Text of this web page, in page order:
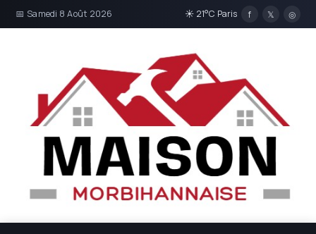
📅 Samedi 8 Août 2026 ☀ 21°C Paris f 𝕏 ◎